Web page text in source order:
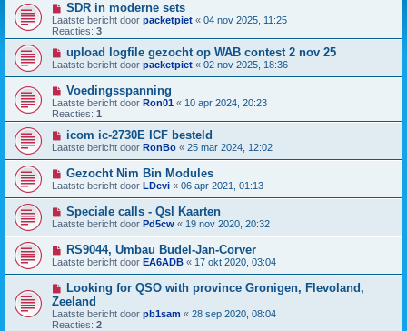
SDR in moderne sets
Laatste bericht door packetpiet « 04 nov 2025, 11:25
Reacties: 3
upload logfile gezocht op WAB contest 2 nov 25
Laatste bericht door packetpiet « 02 nov 2025, 18:36
Voedingsspanning
Laatste bericht door Ron01 « 10 apr 2024, 20:23
Reacties: 1
icom ic-2730E ICF besteld
Laatste bericht door RonBo « 25 mar 2024, 12:02
Gezocht Nim Bin Modules
Laatste bericht door LDevi « 06 apr 2021, 01:13
Speciale calls - Qsl Kaarten
Laatste bericht door Pd5cw « 19 nov 2020, 20:32
RS9044, Umbau Budel-Jan-Corver
Laatste bericht door EA6ADB « 17 okt 2020, 03:04
Looking for QSO with province Gronigen, Flevoland,
Zeeland
Laatste bericht door pb1sam « 28 sep 2020, 08:04
Reacties: 2